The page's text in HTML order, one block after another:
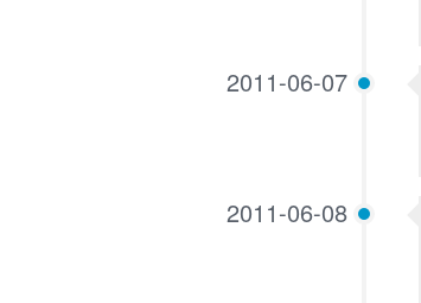
2011-06-07
2011-06-08